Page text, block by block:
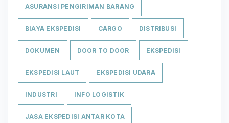
ASURANSI PENGIRIMAN BARANG
BIAYA EKSPEDISI CARGO DISTRIBUSI
DOKUMEN DOOR TO DOOR EKSPEDISI
EKSPEDISI LAUT EKSPEDISI UDARA
INDUSTRI INFO LOGISTIK
JASA EKSPEDISI ANTAR KOTA